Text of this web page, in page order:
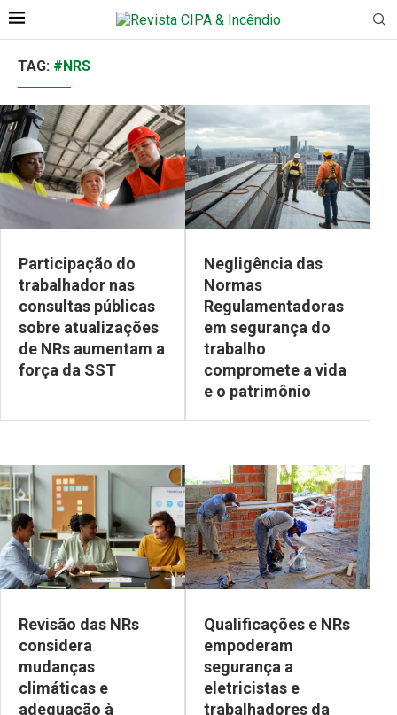
TAG: #NRS
Participação do
trabalhador nas
consultas públicas
sobre atualizações
de NRs aumentam a
força da SST
Negligência das
Normas
Regulamentadoras
em segurança do
trabalho
compromete a vida
e o patrimônio
Revisão das NRs
considera
mudanças
climáticas e
adequação à
Qualificações e NRs
empoderam
segurança a
eletricistas e
trabalhadores da